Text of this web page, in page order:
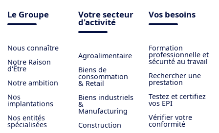
Le Groupe
Nous connaître
Notre Raison
d'Être
Notre ambition
Nos
implantations
Nos entités
spécialisées
Votre secteur
d'activité
Agroalimentaire
Biens de
consommation
& Retail
Biens industriels
&
Manufacturing
Construction
Vos besoins
Formation
professionnelle et
sécurité au travail
Rechercher une
prestation
Testez et certifiez
vos EPI
Vérifier votre
conformité